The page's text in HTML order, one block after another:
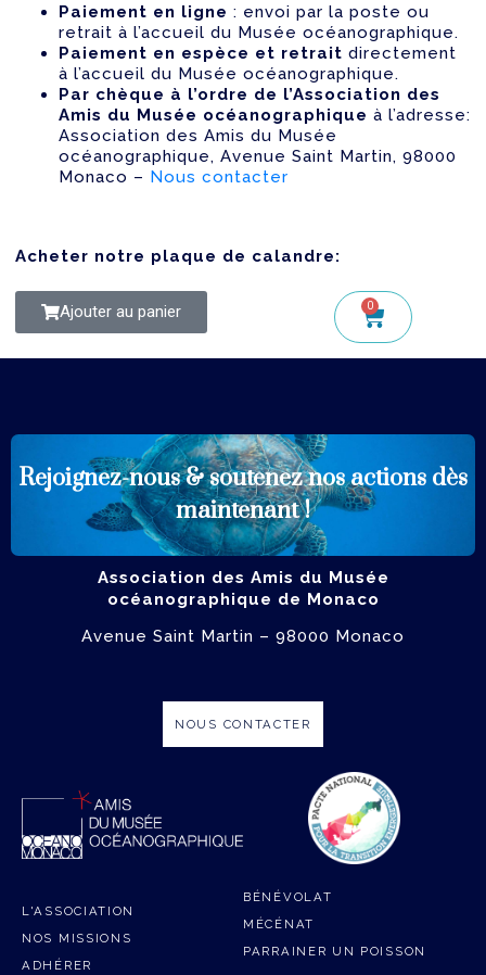
Paiement en ligne : envoi par la poste ou
retrait à l’accueil du Musée océanographique.
Paiement en espèce et retrait directement
à l’accueil du Musée océanographique.
Par chèque à l’ordre de l’Association des
Amis du Musée océanographique à l’adresse:
Association des Amis du Musée
océanographique, Avenue Saint Martin, 98000
Monaco – Nous contacter
Acheter notre plaque de calandre:
Ajouter au panier 0
Rejoignez-nous & souteneznos actions dès
maintenant !
ADHÉRER
Association des Amis du Musée
océanographique de Monaco
Avenue Saint Martin – 98000 Monaco
NOUS CONTACTER
L'ASSOCIATION
NOS MISSIONS
ADHÉRER
BÉNÉVOLAT
MÉCÉNAT
PARRAINER UN POISSON